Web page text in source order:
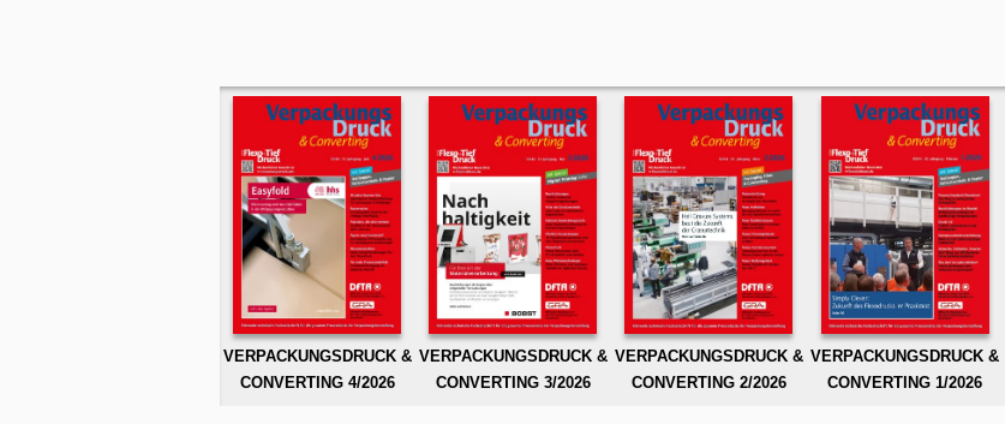
VERPACKUNGSDRUCK &
CONVERTING 4/2026
VERPACKUNGSDRUCK &
CONVERTING 3/2026
VERPACKUNGSDRUCK &
CONVERTING 2/2026
VERPACKUNGSDRUCK &
CONVERTING 1/2026